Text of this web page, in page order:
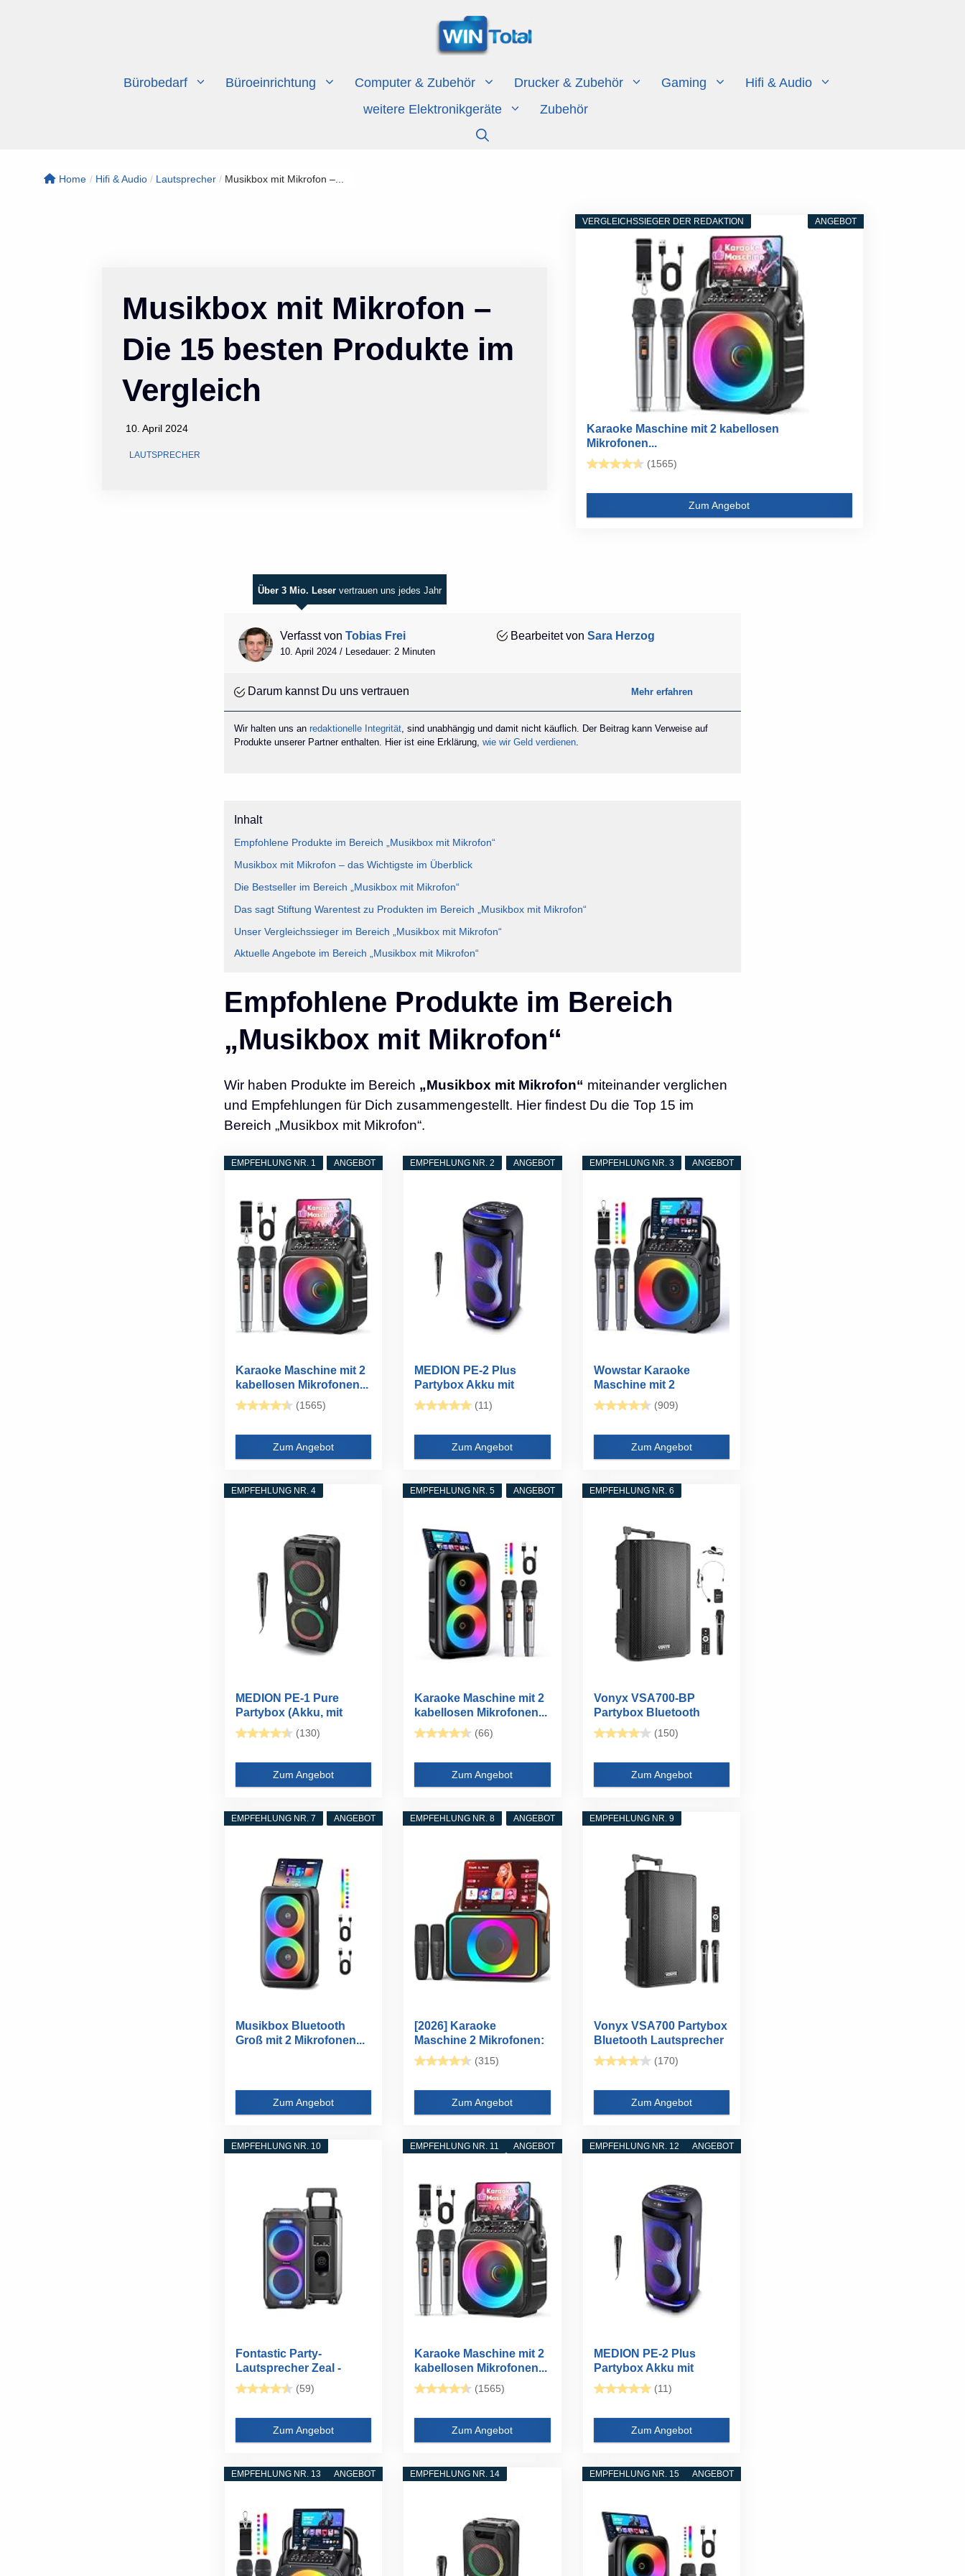
Bürobedarf Büroeinrichtung Computer & Zubehör Drucker & Zubehör Gaming
Hifi & Audio
weitere Elektronikgeräte
Zubehör
Home / Hifi & Audio / Lautsprecher / Musikbox mit Mikrofon –...
Musikbox mit Mikrofon –
Die 15 besten Produkte im
Vergleich
10. April 2024
LAUTSPRECHER
ANGEBOT
VERGLEICHSSIEGER DER REDAKTION
Karaoke Maschine mit 2 kabellosen
Mikrofonen...
(1565)
Zum Angebot
Über 3 Mio. Leser vertrauen uns jedes Jahr
Verfasst von Tobias Frei
10. April 2024 / Lesedauer: 2 Minuten
Bearbeitet von Sara Herzog
Darum kannst Du uns vertrauen Mehr erfahren
Wir halten uns anredaktionelle Integrität, sind unabhängig und damit nicht käuflich. Der Beitrag kann Verweise auf
Produkte unserer Partner enthalten. Hier ist eine Erklärung,wie wir Geld verdienen.
Inhalt
Empfohlene Produkte im Bereich „Musikbox mit Mikrofon“
Musikbox mit Mikrofon – das Wichtigste im Überblick
Die Bestseller im Bereich „Musikbox mit Mikrofon“
Das sagt Stiftung Warentest zu Produkten im Bereich „Musikbox mit Mikrofon“
Unser Vergleichssieger im Bereich „Musikbox mit Mikrofon“
Aktuelle Angebote im Bereich „Musikbox mit Mikrofon“
Empfohlene Produkte im Bereich
„Musikbox mit Mikrofon“
Wir haben Produkte im Bereich „Musikbox mit Mikrofon“ miteinander verglichen
und Empfehlungen für Dich zusammengestellt. Hier findest Du die Top 15 im
Bereich „Musikbox mit Mikrofon“.
ANGEBOT
EMPFEHLUNG NR. 1
Karaoke Maschine mit 2
kabellosen Mikrofonen...
(1565)
Zum Angebot
ANGEBOT
EMPFEHLUNG NR. 2
MEDION PE-2 Plus
Partybox Akku mit
Mikrofon...
(11)
Zum Angebot
ANGEBOT
EMPFEHLUNG NR. 3
Wowstar Karaoke
Maschine mit 2
Mikrofone...
(909)
Zum Angebot
EMPFEHLUNG NR. 4
MEDION PE-1 Pure
Partybox (Akku, mit
Mikrofon...
(130)
Zum Angebot
ANGEBOT
EMPFEHLUNG NR. 5
Karaoke Maschine mit 2
kabellosen Mikrofonen...
(66)
Zum Angebot
EMPFEHLUNG NR. 6
Vonyx VSA700-BP
Partybox Bluetooth
Lautsprecher...
(150)
Zum Angebot
ANGEBOT
EMPFEHLUNG NR. 7
Musikbox Bluetooth
Groß mit 2 Mikrofonen...
Zum Angebot
ANGEBOT
EMPFEHLUNG NR. 8
[2026] Karaoke
Maschine 2 Mikrofonen:
Karaoke...
(315)
Zum Angebot
EMPFEHLUNG NR. 9
Vonyx VSA700 Partybox
Bluetooth Lautsprecher
Gro...
(170)
Zum Angebot
EMPFEHLUNG NR. 10
Fontastic Party-
Lautsprecher Zeal -
Bluetooth...
(59)
Zum Angebot
ANGEBOT
EMPFEHLUNG NR. 11
Karaoke Maschine mit 2
kabellosen Mikrofonen...
(1565)
Zum Angebot
ANGEBOT
EMPFEHLUNG NR. 12
MEDION PE-2 Plus
Partybox Akku mit
Mikrofon...
(11)
Zum Angebot
ANGEBOT
EMPFEHLUNG NR. 13 EMPFEHLUNG NR. 14 ANGEBOT
EMPFEHLUNG NR. 15